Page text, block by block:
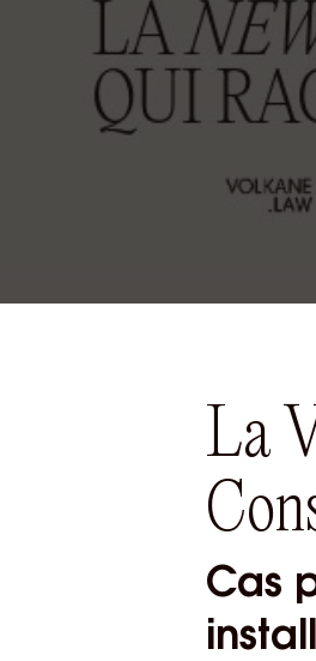
La
Cas